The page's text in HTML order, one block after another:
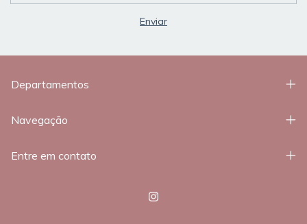
Departamentos
Navegação
Entre em contato